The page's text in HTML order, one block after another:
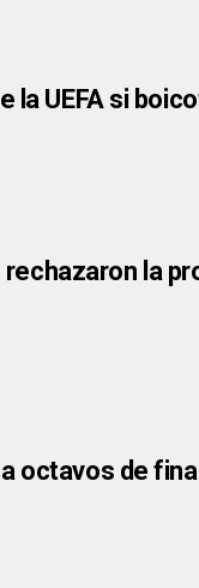
UEFA si
la
octavos de